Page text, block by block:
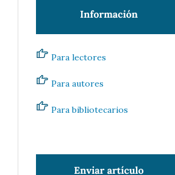
Para lectores
Para autores
Para bibliotecarios